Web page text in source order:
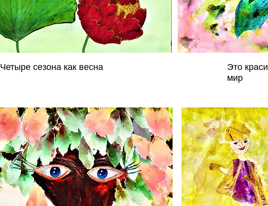
Четыре сезона как весна
Это
мир